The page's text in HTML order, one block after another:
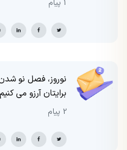
1 پیام
نوروز، فصل نو
برایتان آرزو می
2 پیام